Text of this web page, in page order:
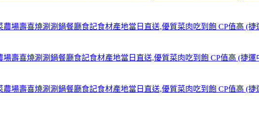
壽喜燒涮涮鍋餐廳食記食材產地當日直送,優質菜肉吃到飽 CP值高 (捷